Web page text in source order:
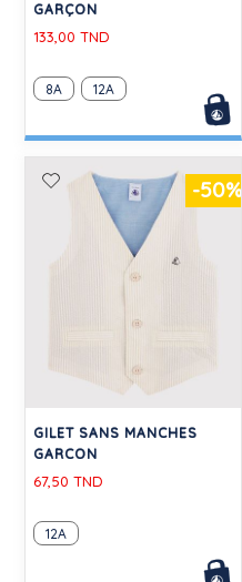
GARÇON
133,00 TND
8A 12A
-50%
GILET SANS MANCHES
GARCON
67,50 TND
12A